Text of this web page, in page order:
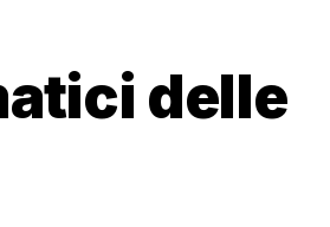
delle